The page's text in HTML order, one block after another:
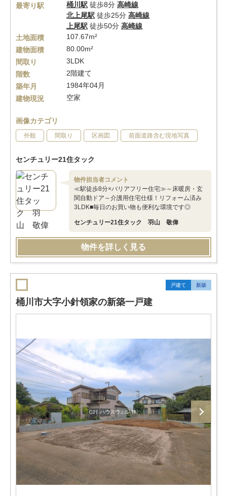
最寄り駅
桶川駅 徒歩8分 高崎線
北上尾駅 徒歩25分 高崎線
上尾駅 徒歩50分 高崎線
土地面積
107.67m²
建物面積
80.00m²
間取り
3LDK
階数
2階建て
築年月
1984年04月
建物現況
空家
画像カテゴリ
外観 間取り 区画図 前面道路含む現地写真
センチュリー21住タック
物件担当者コメント
≪駅徒歩8分×バリアフリー住宅≫～床暖房・玄
関自動ドア～介護用住宅仕様！リフォーム済み
3LDK■毎日のお買い物も便利な環境です◎
センチュリー21住タック 羽山 敬偉
物件を詳しく見る
戸建て 新築
桶川市大字小針領家の新築一戸建